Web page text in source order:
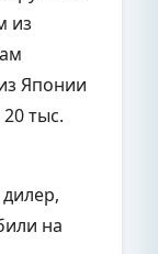
из
Японии
тыс.
на